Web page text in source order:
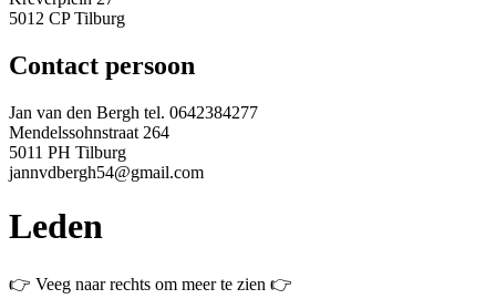
5012 CP Tilburg
Contact persoon
Jan van den Bergh tel. 0642384277
Mendelssohnstraat 264
5011 PH Tilburg
jannvdbergh54@gmail.com
Leden
👉 Veeg naar rechts om meer te zien 👉